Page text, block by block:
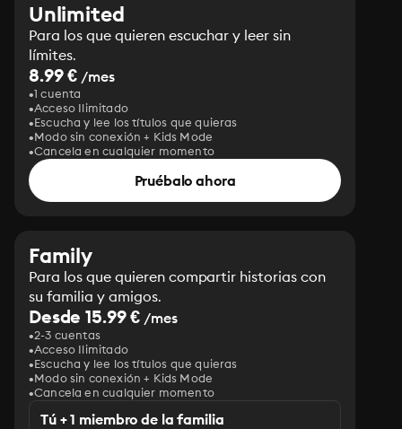
Unlimited
Para los que quieren escuchar y leer sin
límites.
8.99 € /mes
1 cuenta
Acceso Ilimitado
Escucha y lee los títulos que quieras
Modo sin conexión + Kids Mode
Cancela en cualquier momento
Pruébalo ahora
Family
Para los que quieren compartir historias con
su familia y amigos.
Desde 15.99 € /mes
2-3 cuentas
Acceso Ilimitado
Escucha y lee los títulos que quieras
Modo sin conexión + Kids Mode
Cancela en cualquier momento
Tú + 1 miembro de la familia